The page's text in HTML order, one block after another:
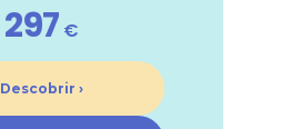
297 €
Descobrir ›